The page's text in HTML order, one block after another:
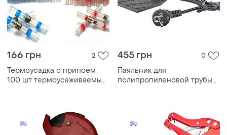
166 грн 2
Термоусадка с припоем
100 шт термоусаживаемые
455 грн 0
Паяльник для
полипропиленовой трубы